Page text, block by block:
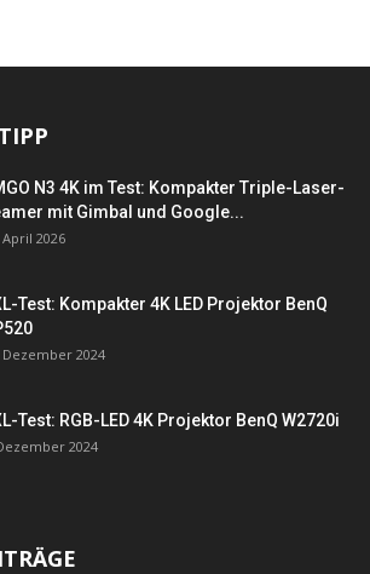
N3 4K im Test: Kompakter Triple-Laser-
mit Gimbal und Google...
April 2026
Test: Kompakter 4K LED Projektor BenQ
Dezember 2024
Test: RGB-LED 4K Projektor BenQ W2720i
2024